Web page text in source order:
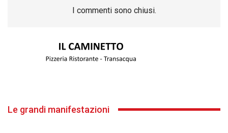
I commenti sono chiusi.
Le grandi manifestazioni